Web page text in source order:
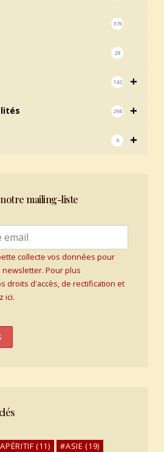
376
28
+
142
+
298
+
9
mailing-liste
collecte vos données pour
Pour plus
droits d'accès, de rectification et
ici.
APÉRITIF (11) ASIE (19)